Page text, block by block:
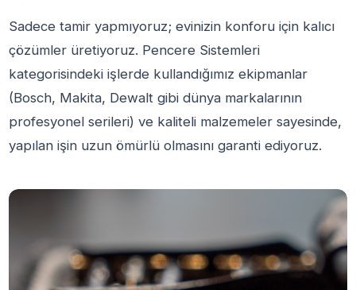
Sadece tamir yapmıyoruz; evinizin konforu için kalıcı
çözümler üretiyoruz. Pencere Sistemleri
kategorisindeki işlerde kullandığımız ekipmanlar
(Bosch, Makita, Dewalt gibi dünya markalarının
profesyonel serileri) ve kaliteli malzemeler sayesinde,
yapılan işin uzun ömürlü olmasını garanti ediyoruz.